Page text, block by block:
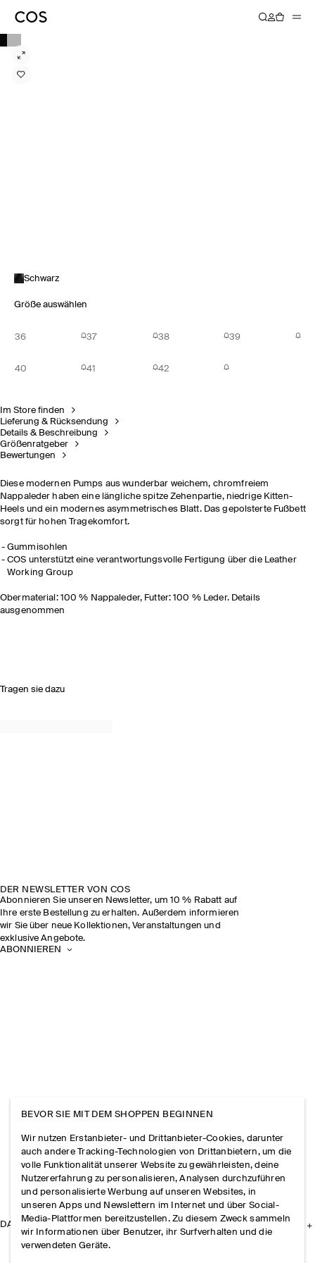
Schwarz
Größe auswählen
36 37 38 39
40 41 42
Im Store finden
Lieferung & Rücksendung
Details & Beschreibung
Größenratgeber
Bewertungen
Diese modernen Pumps aus wunderbar weichem, chromfreiem
Nappaleder haben eine längliche spitze Zehenpartie, niedrige Kitten-
Heels und ein modernes asymmetrisches Blatt. Das gepolsterte Fußbett
sorgt für hohen Tragekomfort.
Gummisohlen
COS unterstützt eine verantwortungsvolle Fertigung über die Leather
Working Group
Obermaterial: 100 % Nappaleder, Futter: 100 % Leder. Details
ausgenommen
Tragen sie dazu
DER NEWSLETTER VON COS
Abonnieren Sie unseren Newsletter, um 10 % Rabatt auf
Ihre erste Bestellung zu erhalten. Außerdem informieren
wir Sie über neue Kollektionen, Veranstaltungen und
exklusive Angebote.
ABONNIEREN
DAS UNTERNEHMEN
BEVOR SIE MIT DEM SHOPPEN BEGINNEN
Wir nutzen Erstanbieter- und Drittanbieter-Cookies, darunter
auch andere Tracking-Technologien von Drittanbietern, um die
volle Funktionalität unserer Website zu gewährleisten, deine
Nutzererfahrung zu personalisieren, Analysen durchzuführen
und personalisierte Werbung auf unseren Websites, in
unseren Apps und Newslettern im Internet und über Social-
Media-Plattformen bereitzustellen. Zu diesem Zweck sammeln
wir Informationen über Benutzer, ihr Surfverhalten und die
verwendeten Geräte.